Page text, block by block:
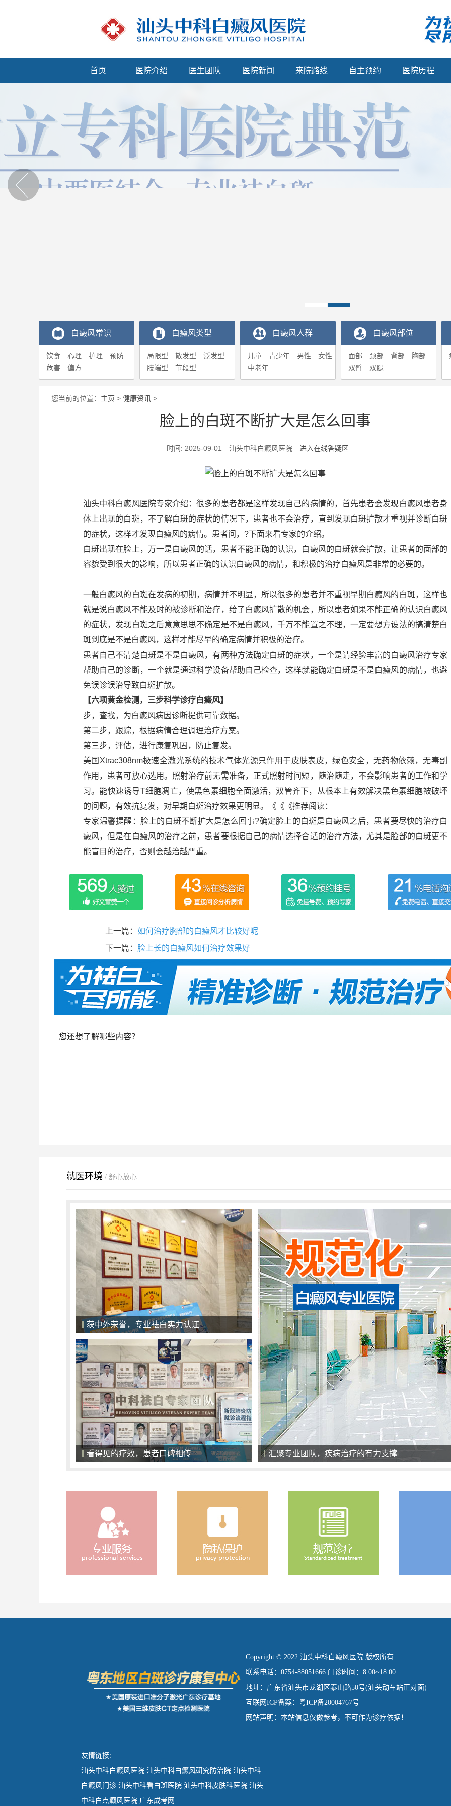
首页 医院介绍 医生团队 医院新闻 来院路线 自主预约 医院历程
白癜风常识
饮食 心理 护理
预防
危害
偏方
白癜风类型
局限型 散发型
泛发型
肢端型
节段型
白癜风人群
儿童 青少年 男性
女性
中老年
白癜风部位
面部 颈部 背部
胸部
双臂
双腿
您当前的位置： 主页 > 健康资讯 >
脸上的白斑不断扩大是怎么回事
时间: 2025-09-01 汕头中科白癜风医院 进入在线答疑区
汕头中科白癜风医院专家介绍：很多的患者都是这样发现自己的病情的，首先患者会发现白癜风患者身
体上出现的白斑，不了解白斑的症状的情况下，患者也不会治疗，直到发现白斑扩散才重视并诊断白斑
的症状，这样才发现白癜风的病情。患者问，?下面来看专家的介绍。
白斑出现在脸上，万一是白癜风的话，患者不能正确的认识，白癜风的白斑就会扩散，让患者的面部的
容貌受到很大的影响，所以患者正确的认识白癜风的病情，和积极的治疗白癜风是非常的必要的。
一般白癜风的白斑在发病的初期，病情并不明显，所以很多的患者并不重视早期白癜风的白斑，这样也
就是说白癜风不能及时的被诊断和治疗，给了白癜风扩散的机会，所以患者如果不能正确的认识白癜风
的症状，发现白斑之后意意思思不确定是不是白癜风，千万不能置之不理，一定要想方设法的搞清楚白
斑到底是不是白癜风，这样才能尽早的确定病情并积极的治疗。
患者自己不清楚白斑是不是白癜风，有两种方法确定白斑的症状，一个是请经验丰富的白癜风治疗专家
帮助自己的诊断，一个就是通过科学设备帮助自己检查，这样就能确定白斑是不是白癜风的病情，也避
免误诊误治导致白斑扩散。
【六项黄金检测，三步科学诊疗白癜风】
步，查找，为白癜风病因诊断提供可靠数据。
第二步，跟踪，根据病情合理调理治疗方案。
第三步，评估，进行康复巩固，防止复发。
美国Xtrac308nm极速全激光系统的技术气体光源只作用于皮肤表皮，绿色安全，无药物依赖，无毒副
作用，患者可放心选用。照射治疗前无需准备，正式照射时间短，随治随走，不会影响患者的工作和学
习。能快速诱导T细胞凋亡，使黑色素细胞全面激活，双管齐下，从根本上有效解决黑色素细胞被破坏
的问题，有效抗复发，对早期白斑治疗效果更明显。《《《推荐阅读：
专家温馨提醒：脸上的白斑不断扩大是怎么回事?确定脸上的白斑是白癜风之后，患者要尽快的治疗白
癜风，但是在白癜风的治疗之前，患者要根据自己的病情选择合适的治疗方法，尤其是脸部的白斑更不
能盲目的治疗，否则会越治越严重。
上一篇： 如何治疗胸部的白癜风才比较好呢
下一篇： 脸上长的白癜风如何治疗效果好
您还想了解哪些内容？
就医环境 / 舒心放心
一对一面诊，精准化治疗
一对一面诊，精准化治疗 全天候导医服务，细心、耐心、责任心
Copyright © 2022 汕头中科白癜风医院 版权所有
联系电话：0754-88051666 门诊时间：8:00~18:00
地址：广东省汕头市龙湖区泰山路50号(汕头动车站正对面)
互联网ICP备案：粤ICP备20004767号
网站声明：本站信息仅做参考，不可作为诊疗依据！
友情链接:
汕头中科白癜风医院 汕头中科白癜风研究防治院 汕头中科
白癜风门诊 汕头中科看白斑医院 汕头中科皮肤科医院 汕头
中科白点癫风医院 广东成考网